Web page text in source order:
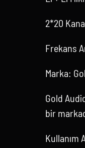
2*20
Frekans
Marka:
Gold
bir
Kullanım